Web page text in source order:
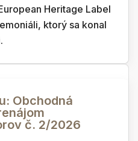
Heritage Label
ktorý sa konal
Obchodná
č. 2/2026